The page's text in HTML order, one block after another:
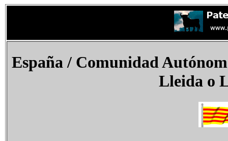
España / Comunidad
Lleida o